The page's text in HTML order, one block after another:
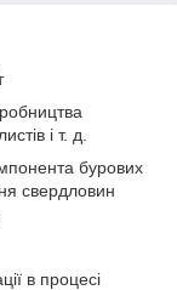
і т. д.
бурових
свердловин
в процесі